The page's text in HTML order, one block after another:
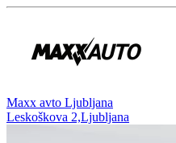
⁠Maxx avto Ljubljana
Leskoškova 2,Ljubljana